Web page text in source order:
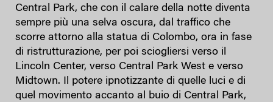
Central Park, che con il calare della notte diventa
sempre più una selva oscura, dal traffico che
scorre attorno alla statua di Colombo, ora in fase
di ristrutturazione, per poi sciogliersi verso il
Lincoln Center, verso Central Park West e verso
Midtown. Il potere ipnotizzante di quelle luci e di
quel movimento accanto al buio di Central Park,